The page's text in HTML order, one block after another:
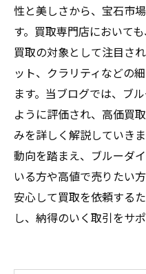
性と美しさから、宝石市
す。買取専門店において
買取の対象として注目さ
ット、クラリティなどの
ます。当ブログでは、ブ
ように評価され、高価買
みを詳しく解説していき
動向を踏まえ、ブルーダ
いる方や高値で売りたい
安心して買取を依頼する
し、納得のいく取引をサポ